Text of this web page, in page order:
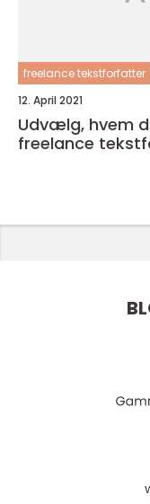
freelance tekstforfatter
12. April 2021
Udvælg, hvem
freelance